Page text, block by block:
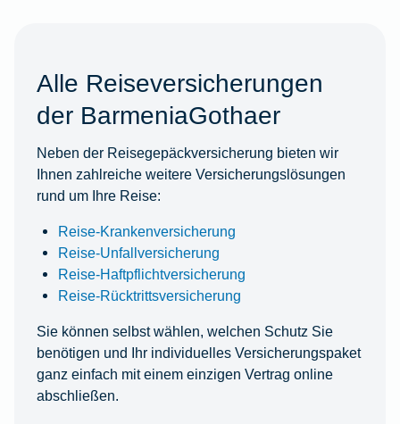
Alle Reiseversicherungen
der BarmeniaGothaer
Neben der Reisegepäckversicherung bieten wir
Ihnen zahlreiche weitere Versicherungslösungen
rund um Ihre Reise:
Reise-Krankenversicherung
Reise-Unfallversicherung
Reise-Haftpflichtversicherung
Reise-Rücktrittsversicherung
Sie können selbst wählen, welchen Schutz Sie
benötigen und Ihr individuelles Versicherungspaket
ganz einfach mit einem einzigen Vertrag online
abschließen.